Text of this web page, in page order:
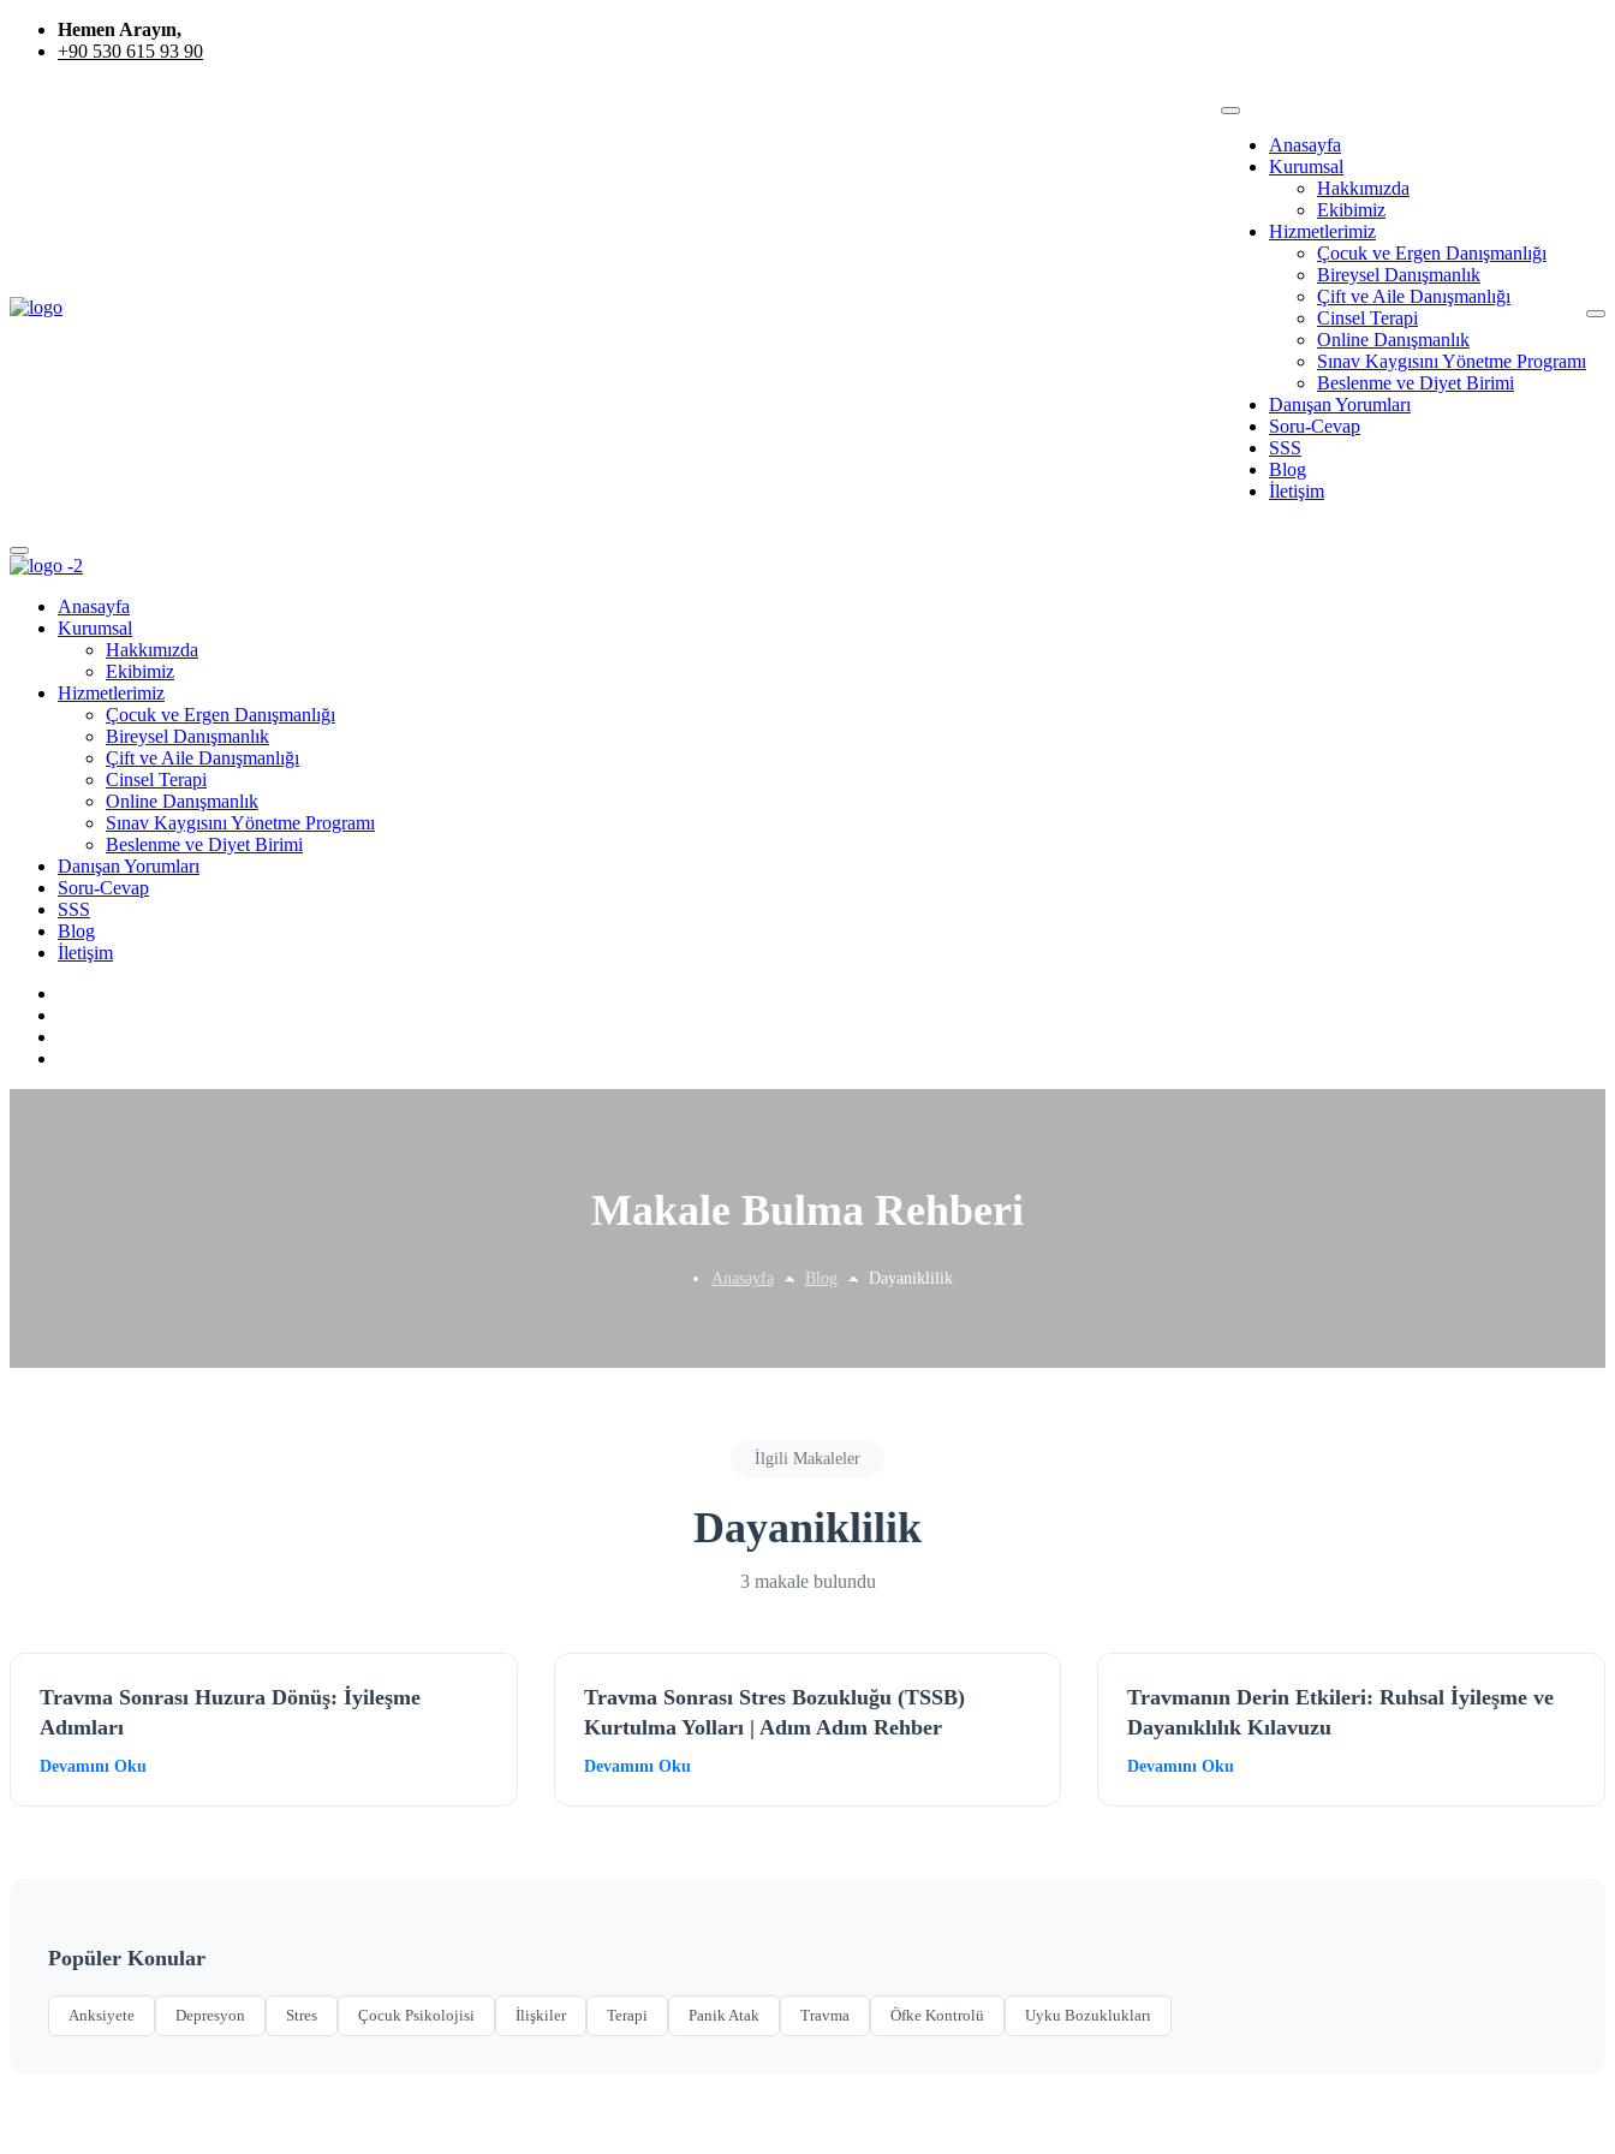
Hemen Arayın,
+90 530 615 93 90
Anasayfa
Kurumsal
Hakkımızda
Ekibimiz
Hizmetlerimiz
Çocuk ve Ergen Danışmanlığı
Bireysel Danışmanlık
Çift ve Aile Danışmanlığı
Cinsel Terapi
Online Danışmanlık
Sınav Kaygısını Yönetme Programı
Beslenme ve Diyet Birimi
Danışan Yorumları
Soru-Cevap
SSS
Blog
İletişim
Anasayfa
Kurumsal
Hakkımızda
Ekibimiz
Hizmetlerimiz
Çocuk ve Ergen Danışmanlığı
Bireysel Danışmanlık
Çift ve Aile Danışmanlığı
Cinsel Terapi
Online Danışmanlık
Sınav Kaygısını Yönetme Programı
Beslenme ve Diyet Birimi
Danışan Yorumları
Soru-Cevap
SSS
Blog
İletişim
Makale Bulma Rehberi
Anasayfa Blog Dayaniklilik
İlgili Makaleler
Dayaniklilik
3 makale bulundu
Travma Sonrası Huzura Dönüş: İyileşme
Adımları
Devamını Oku
Travma Sonrası Stres Bozukluğu (TSSB)
Kurtulma Yolları | Adım Adım Rehber
Devamını Oku
Travmanın Derin Etkileri: Ruhsal İyileşme ve
Dayanıklılık Kılavuzu
Devamını Oku
Popüler Konular
Anksiyete Depresyon Stres Çocuk Psikolojisi İlişkiler Terapi Panik Atak Travma Öfke Kontrolü Uyku Bozuklukları